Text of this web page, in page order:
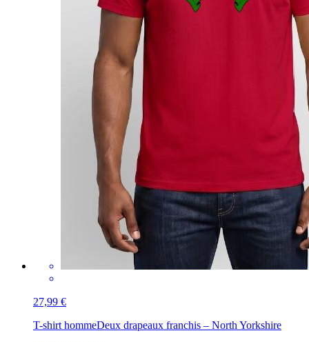
27,99 €
T-shirt hommeDeux drapeaux franchis – North Yorkshire